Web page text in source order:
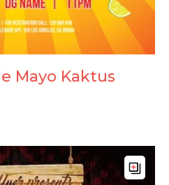
Mayo Kaktus